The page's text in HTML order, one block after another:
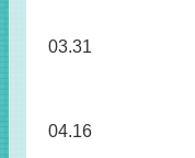
03.31
04.16